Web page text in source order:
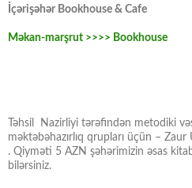
İçərişəhər Bookhouse & Cafe
Məkan-marşrut >>>> Bookhouse
Təhsil Nazirliyi tərəfindən metodiki
məktəbəhazırlıq qrupları üçün – Zaur
. Qiyməti 5 AZN şəhərimizin əsas
bilərsiniz.